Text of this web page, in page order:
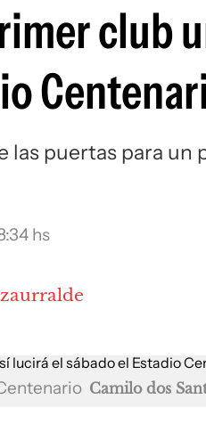
club
las puertas para
hs
Camilo dos